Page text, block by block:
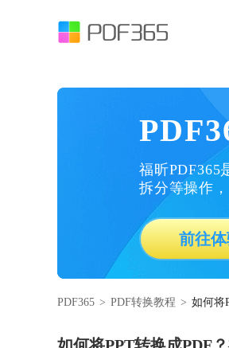
福昕PDF365
拆分等操作
前往
PDF365 > PDF转换教程 > 如何将